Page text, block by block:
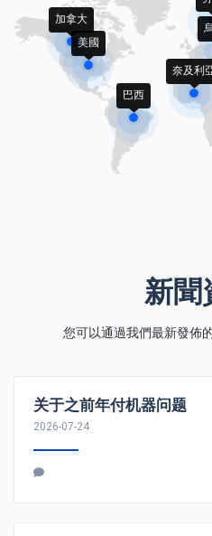
新聞
您可以通過我們最新發佈
关于之前年付机器问题
2026-07-24
加拿大
美國
巴西
奈及利